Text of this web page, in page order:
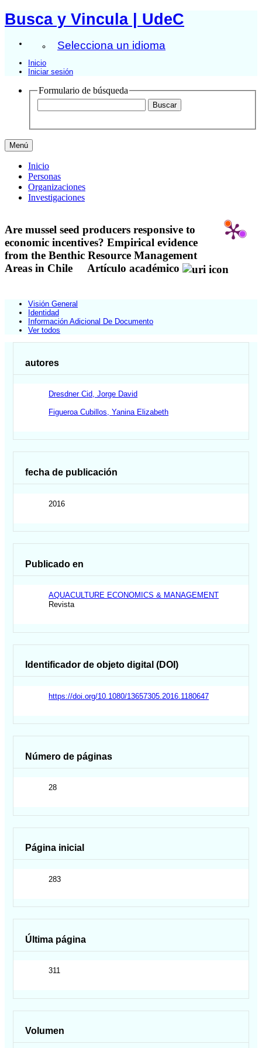
Busca y Vincula | UdeC
Selecciona un idioma
Inicio
Iniciar sesión
Formulario de búsqueda
Menú
Inicio
Personas
Organizaciones
Investigaciones
Are mussel seed producers responsive to
economic incentives? Empirical evidence
from the Benthic Resource Management
Areas in Chile
Artículo académico
Visión General
Identidad
Información Adicional De Documento
Ver todos
autores
Dresdner Cid, Jorge David
Figueroa Cubillos, Yanina Elizabeth
fecha de publicación
2016
Publicado en
AQUACULTURE ECONOMICS & MANAGEMENT
Revista
Identificador de objeto digital (DOI)
https://doi.org/10.1080/13657305.2016.1180647
Número de páginas
28
Página inicial
283
Última página
311
Volumen